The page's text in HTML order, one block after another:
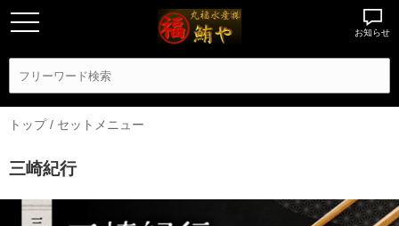
お知らせ
トップ/ セットメニュー
三崎紀行